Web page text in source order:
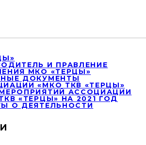
И ПРАВЛЕНИЕ
МКО «ТЕРЦЫ»
ДОКУМЕНТЫ
«МКО ТКВ «ТЕРЦЫ»
АССОЦИАЦИИ
«ТЕРЦЫ» НА 2021 ГОД
О ДЕЯТЕЛЬНОСТИ